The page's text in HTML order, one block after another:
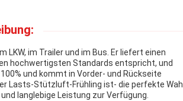
im Trailer und im Bus. Er liefert einen
hochwertigsten Standards entspricht, und
und kommt in Vorder- und Rückseite
Lasts-Stützluft-Frühling ist- die perfekte Wahl
langlebige Leistung zur Verfügung.